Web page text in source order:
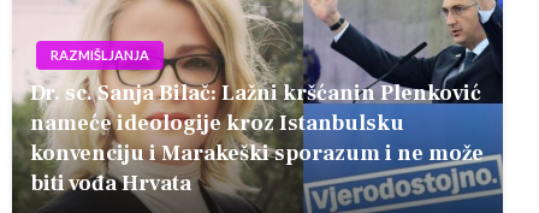
RAZMIŠLJANJA
Dr. sc. Sanja Bilač: Lažni kršćanin Plenković
nameće ideologije kroz Istanbulsku
konvenciju i Marakeški sporazum i ne može
biti vođa Hrvata